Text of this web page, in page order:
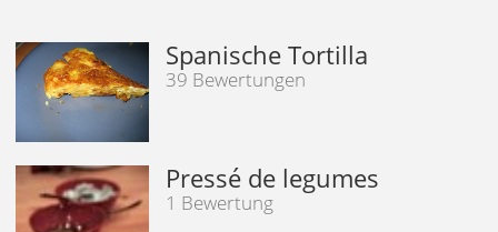
Spanische Tortilla
39 Bewertungen
Pressé de legumes
1 Bewertung